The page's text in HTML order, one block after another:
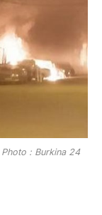
: Burkina 24